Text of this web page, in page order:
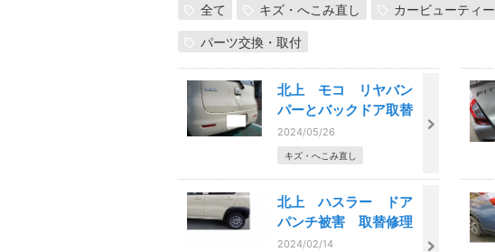
全て キズ・へこみ直し カービューティー
パーツ交換・取付
北上 モコ リヤバン
パーとバックドア取替
2024/05/26
キズ・へこみ直し
北上 ハスラー ドア
パンチ被害 取替修理
2024/02/14